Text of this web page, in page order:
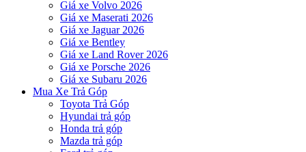
Giá xe Volvo 2026
Giá xe Maserati 2026
Giá xe Jaguar 2026
Giá xe Bentley
Giá xe Land Rover 2026
Giá xe Porsche 2026
Giá xe Subaru 2026
Mua Xe Trả Góp
Toyota Trả Góp
Hyundai trả góp
Honda trả góp
Mazda trả góp